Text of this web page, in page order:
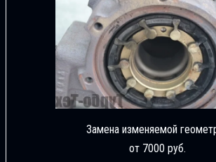
Замена изменяемой
от 7000 руб.